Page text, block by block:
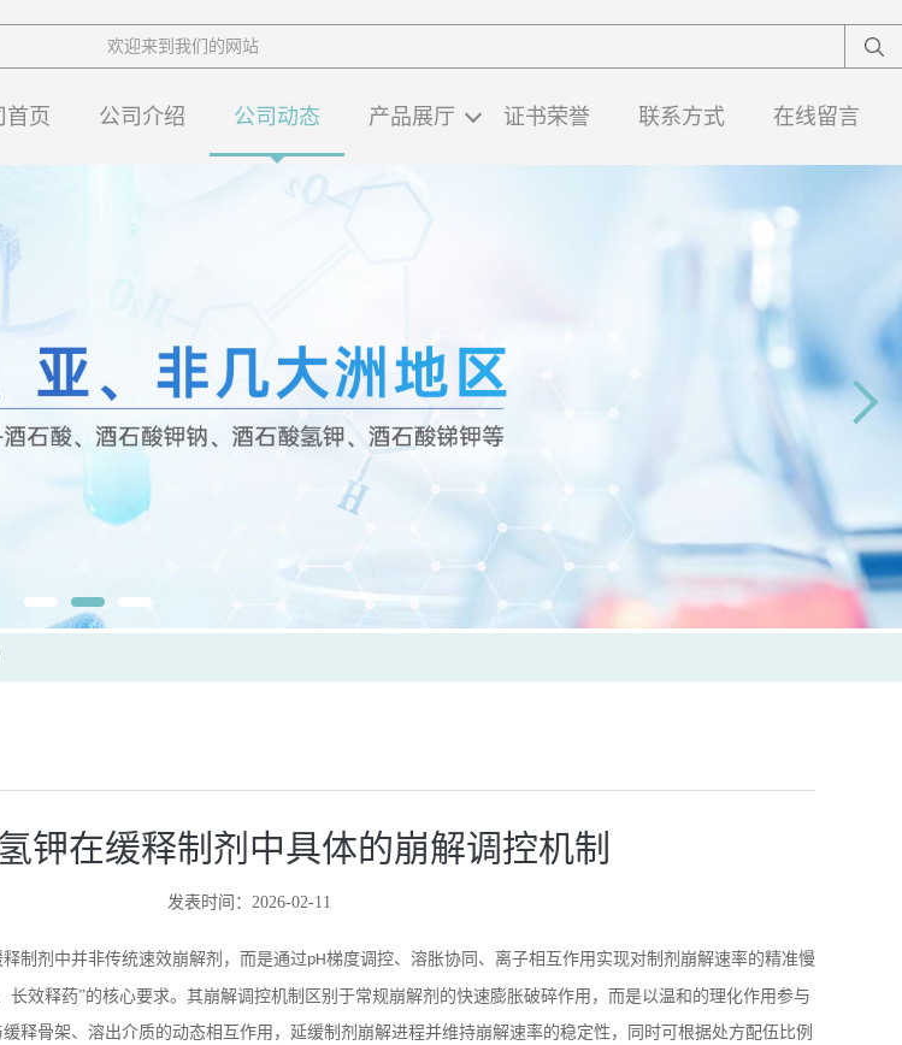
欢迎来到我们的网站
首页 公司介绍 公司动态 产品展厅 证书荣誉 联系方式 在线留言
钾在缓释制剂中具体的崩解调控机制
发表时间：2026-02-11
制剂中并非传统速效崩解剂，而是通过pH梯度调控、溶胀协同、离子相互作用实现对制剂崩解速率的精准慢
长效释药”的核心要求。其崩解调控机制区别于常规崩解剂的快速膨胀破碎作用，而是以温和的理化作用参与
释骨架、溶出介质的动态相互作用，延缓制剂崩解进程并维持崩解速率的稳定性，同时可根据处方配伍比例